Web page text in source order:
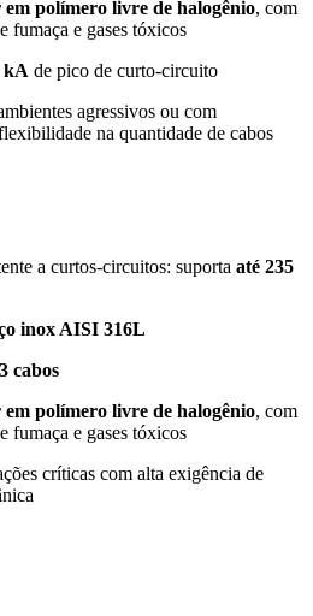
polímero livre de halogênio, com
fumaça e gases tóxicos
kA de pico de curto-circuito
agressivos ou com
na quantidade de cabos
a curtos-circuitos: suporta até 235
inox AISI 316L
cabos
polímero livre de halogênio, com
fumaça e gases tóxicos
críticas com alta exigência de